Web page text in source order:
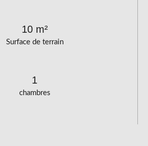
Surface de terrain
10 m²
chambres
1